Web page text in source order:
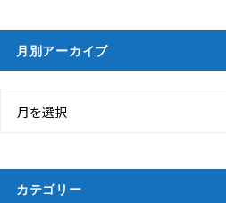
月別アーカイブ
月を選択
カテゴリー